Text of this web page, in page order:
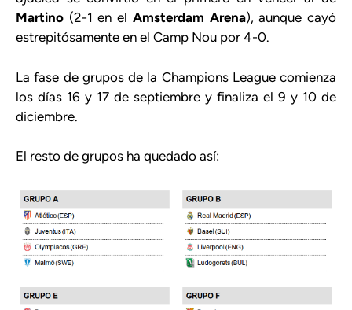
Martino (2-1 en el Amsterdam Arena), aunque cayó
estrepitósamente en el Camp Nou por 4-0.
La fase de grupos de la Champions League comienza
los días 16 y 17 de septiembre y finaliza el 9 y 10 de
diciembre.
El resto de grupos ha quedado así: